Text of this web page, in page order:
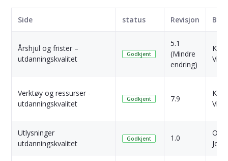
Side status Revisjon
Årshjul og frister –
utdanningskvalitet
Godkjent
5.1
(Mindre
endring)
Kari
Verktøy og ressurser -
utdanningskvalitet
Godkjent 7.9
Kari
Utlysninger
utdanningskvalitet
Godkjent 1.0
Ole